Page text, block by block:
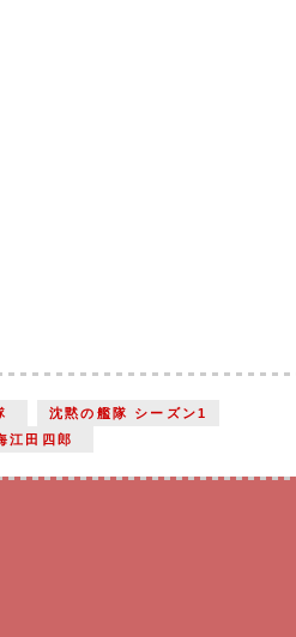
沈黙の艦隊 シーズン1
江田四郎